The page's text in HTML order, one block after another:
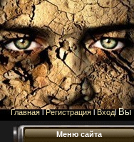
ГлавнаяlРегистрацияlВходlВы
Меню сайта